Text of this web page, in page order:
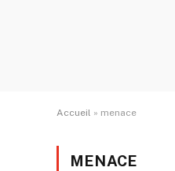
Accueil » menace
MENACE